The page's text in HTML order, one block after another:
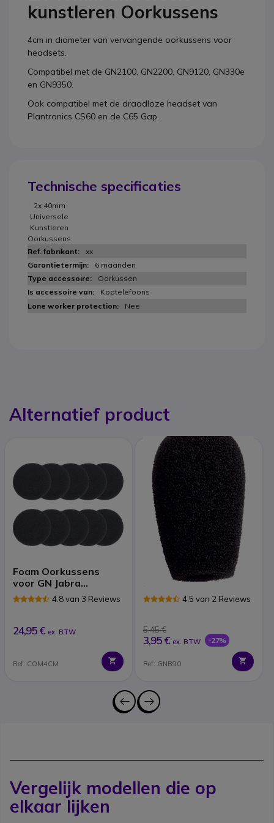
kunstleren Oorkussens
4cm in diameter van vervangende oorkussens voor
headsets.
Compatibel met de GN2100, GN2200, GN9120, GN330e
en GN9350.
Ook compatibel met de draadloze headset van
Plantronics CS60 en de C65 Gap.
Technische specificaties
2x 40mm
Universele
Kunstleren
Oorkussens
xx
6 maanden
Oorkussen
Koptelefoons
Nee
Alternatief product
Foam Oorkussens
voor GN Jabra
Headsets4.8 van 3 Reviews
24,95 € ex. BTW
Ref: COM4CM
Schuimrubberen
Microfoonkapje voor
Jabra Headsets (X1)
4.5 van 2 Reviews
5,45 €
3,95 € ex. BTW -27%
Ref: GNB90
Vergelijk modellen die op
elkaar lijken